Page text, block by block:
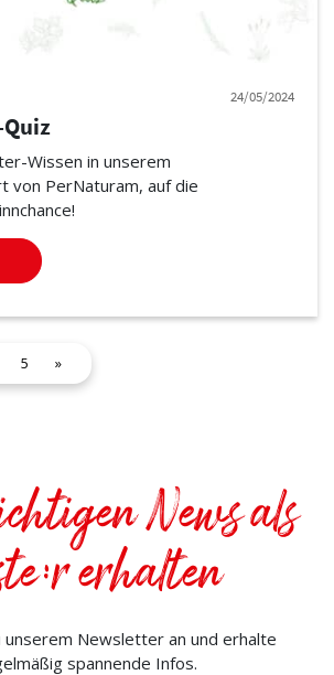
24/05/2024
Wissen in unserem
von PerNaturam, auf die
5 »
News als
erhalten
unserem Newsletter an und erhalte
spannende Infos.